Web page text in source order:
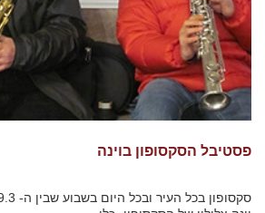
פסטיבל הסקסופון בוינה